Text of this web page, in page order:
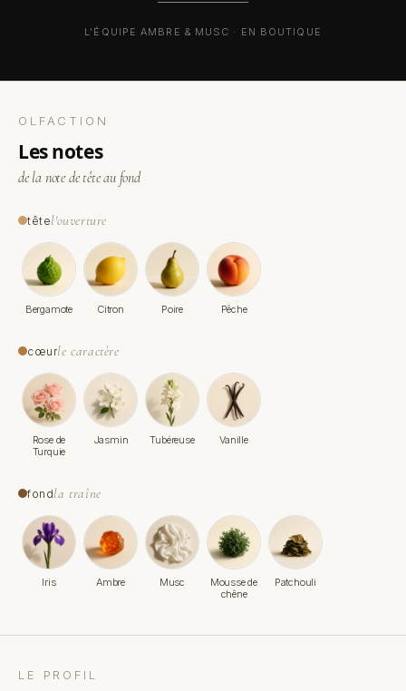
L'ÉQUIPE AMBRE & MUSC · EN BOUTIQUE
OLFACTION
les notes
de la note de tête au fond
têtel'ouverture
Bergamote Citron Poire Pêche
cœurle caractère
Rose de
Turquie
Jasmin Tubéreuse Vanille
fondla traîne
Iris Ambre Musc
Mousse de
chêne
Patchouli
LE PROFIL